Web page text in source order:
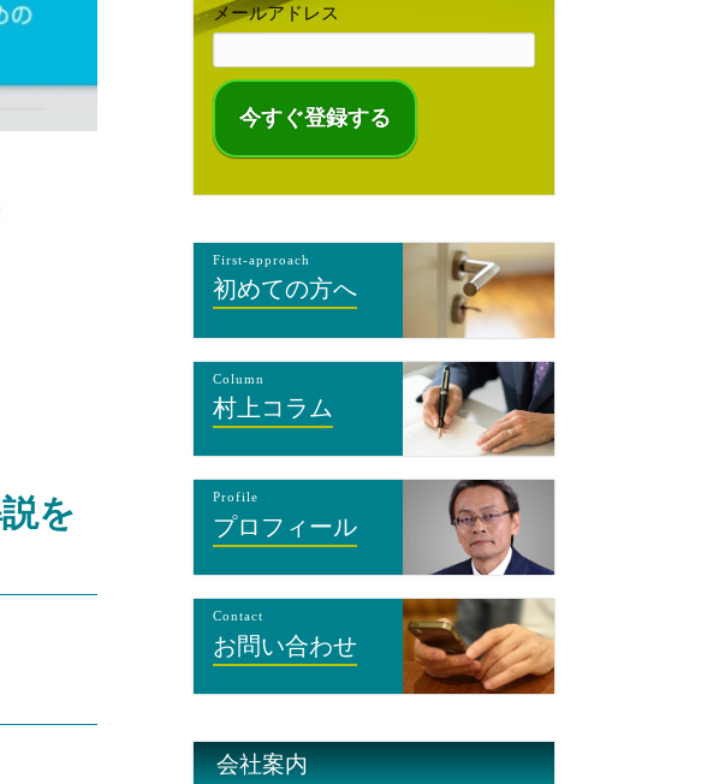
を
メールアドレス
First-approach
初めての方へ
Column
村上コラム
Profile
プロフィール
Contact
お問い合わせ
会社案内